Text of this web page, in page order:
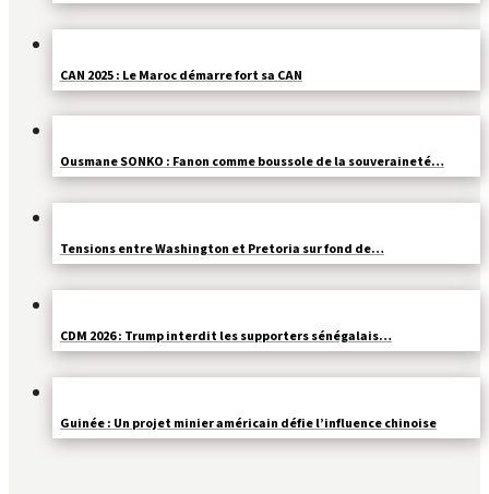
CAN 2025 : Le Maroc démarre fort sa CAN
Ousmane SONKO : Fanon comme boussole de la souveraineté…
Tensions entre Washington et Pretoria sur fond de…
CDM 2026 : Trump interdit les supporters sénégalais…
Guinée : Un projet minier américain défie l’influence chinoise